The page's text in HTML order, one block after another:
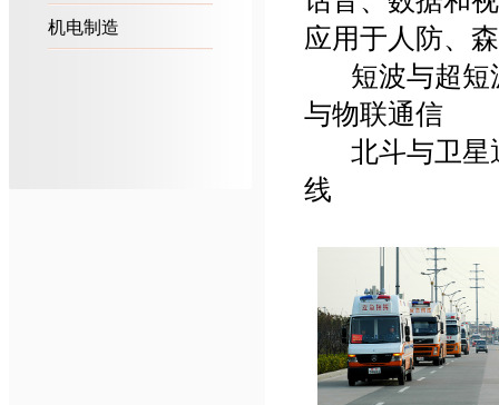
机电制造
应用于人防、
短波与超
与物联通信
北斗与卫星
线